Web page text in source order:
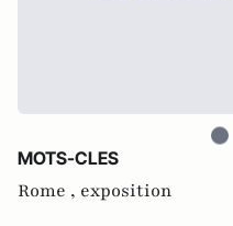
MOTS-CLES
Rome , exposition